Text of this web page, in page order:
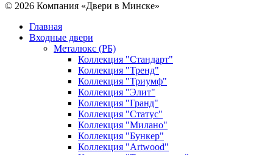
© 2026 Компания «Двери в Минске»
Главная
Входные двери
Металюкс (РБ)
Коллекция "Стандарт"
Коллекция "Тренд"
Коллекция "Триумф"
Коллекция "Элит"
Коллекция "Гранд"
Коллекция "Статус"
Коллекция "Милано"
Коллекция "Бункер"
Коллекция "Artwood"